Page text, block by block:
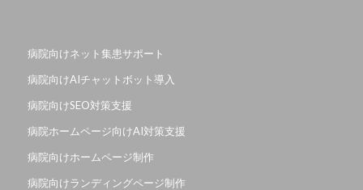
病院向けネット集患サポート
病院向けAIチャットボット導入
病院向けSEO対策支援
病院ホームページ向けAI対策支援
病院向けホームページ制作
病院向けランディングページ制作